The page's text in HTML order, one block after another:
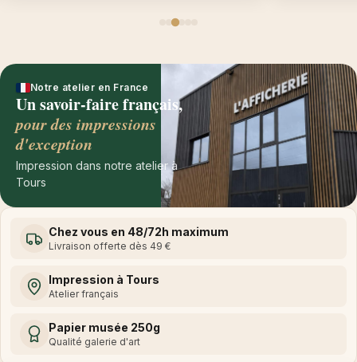
Notre atelier en France
Un savoir-faire français,
pour des impressions
d'exception
Impression dans notre atelier à
Tours
Chez vous en 48/72h maximum
Livraison offerte dès 49 €
Impression à Tours
Atelier français
Papier musée 250g
Qualité galerie d'art